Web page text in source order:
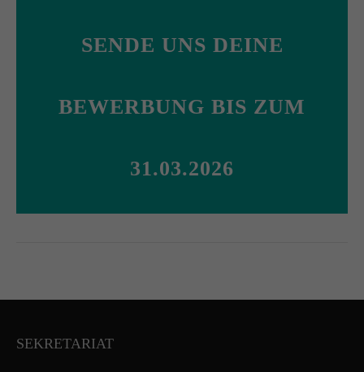
SENDE UNS DEINE
BEWERBUNG BIS ZUM
31.03.2026
SEKRETARIAT